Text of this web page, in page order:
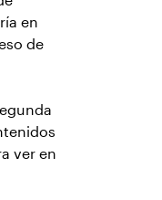
en
de
ver en